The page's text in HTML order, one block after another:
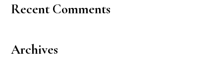
Recent Comments
Archives